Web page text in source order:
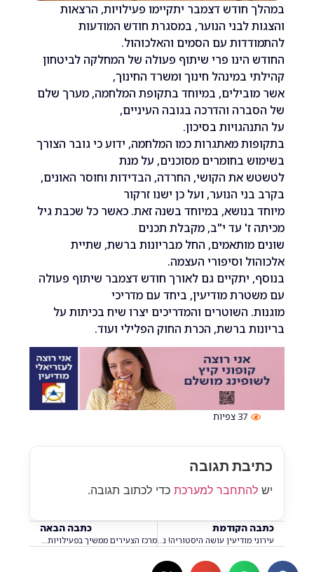
חודש דצמבר יתקיימו פעילויות, הרצאות
לבני הנוער, במסגרת חודש המודעות
עם הסמים והאלכוהול.
הינו פרי שיתוף פעולה של המחלקה לביטחון
במינהל חינוך ומשרד החינוך,
במיוחד בתקופת המלחמה, מערך שלם
והדרכה בגובה העיניים,
בסיכון.
מאתגרות כמו המלחמה, ידוע כי גובר הצורך
בחומרים מסוכנים, על מנת
את הקושי, החרדה, הבדידות וחוסר האונים,
הנוער, ועל כן ישנו זרקור
בנושא, במיוחד בשנה זאת. כאשר כל שכבת גיל
ז' עד י"ב, מקבלת תכנים
מותאמים, החל מבריונות ברשת, שתיית
וסיפורי העצמה.
יתקיים גם לאורך חודש דצמבר שיתוף פעולה
מודיעין, ביחד עם מדריכי
השוטרים והמדריכים יצרו שיח בכיתות על
ברשת, הכרת החוק הפלילי ועוד.
תגובה
למערכתכדי לכתוב תגובה.
הקודמת
עירוני מודיעין עושה היסטוריה! ניצחון דרמטי על הפועל ראשל"צ והעפלה לסיבוב ח׳ בגביע המדינה מרכז הצעירים ממשיך בפעילויות לצעירים ומשפחות המילואים‎